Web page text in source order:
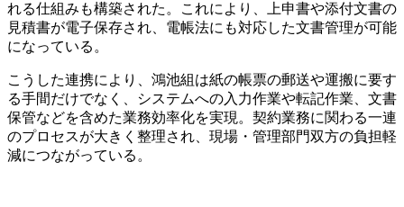
れる仕組みも構築された。これにより、上申書や添付文書の
見積書が電子保存され、電帳法にも対応した文書管理が可能
になっている。
こうした連携により、鴻池組は紙の帳票の郵送や運搬に要す
る手間だけでなく、システムへの入力作業や転記作業、文書
保管などを含めた業務効率化を実現。契約業務に関わる一連
のプロセスが大きく整理され、現場・管理部門双方の負担軽
減につながっている。